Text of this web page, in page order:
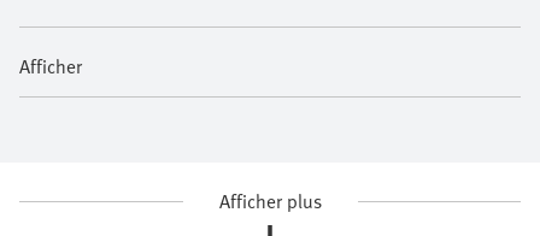
Afficher
Afficher plus